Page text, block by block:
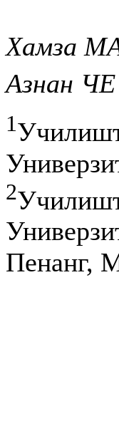
Хамза
Азнан
1
2
Пенанг,